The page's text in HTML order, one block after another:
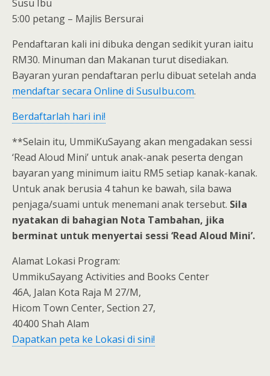
Susu Ibu
5:00 petang – Majlis Bersurai
Pendaftaran kali ini dibuka dengan sedikit yuran iaitu
RM30. Minuman dan Makanan turut disediakan.
Bayaran yuran pendaftaran perlu dibuat setelah anda
mendaftar secara Online di SusuIbu.com.
Berdaftarlah hari ini!
**Selain itu, UmmiKuSayang akan mengadakan sessi
‘Read Aloud Mini’ untuk anak-anak peserta dengan
bayaran yang minimum iaitu RM5 setiap kanak-kanak.
Untuk anak berusia 4 tahun ke bawah, sila bawa
penjaga/suami untuk menemani anak tersebut. Sila
nyatakan di bahagian Nota Tambahan, jika
berminat untuk menyertai sessi ‘Read Aloud Mini’.
Alamat Lokasi Program:
UmmikuSayang Activities and Books Center
46A, Jalan Kota Raja M 27/M,
Hicom Town Center, Section 27,
40400 Shah Alam
Dapatkan peta ke Lokasi di sini!